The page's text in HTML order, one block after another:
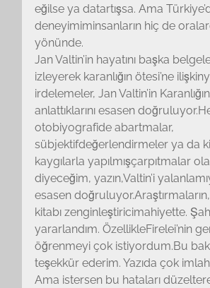
eğilse ya datartışsa. Ama
deneyimiminsanların hiç de
yönünde.
Jan Valtin’in hayatını başka
izleyerek karanlığın ötesi’ne
irdelemeler, Jan Valtin’in
anlattıklarını esasen
otobiyografide abartmalar,
sübjektifdeğerlendirmeler ya da
kaygılarla yapılmışçarpıtmalar
diyeceğim, yazın,Valtin’i
esasen
kitabı zenginleştiricimahiyette.
yararlandım. ÖzellikleFirelei’nin
öğrenmeyi çok istiyordum.Bu
teşekkür ederim. Yazıda çok
Ama istersen bu hataları